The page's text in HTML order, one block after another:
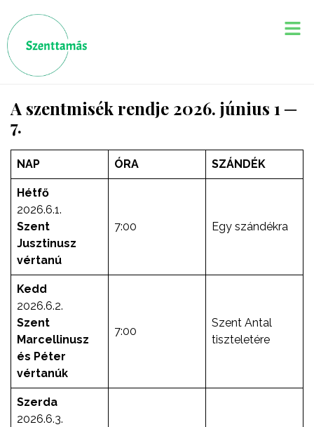
A szentmisék rendje 2026. június 1 ─
7.
NAP ÓRA SZÁNDÉK
Hétfő
2026.6.1.
Szent
Jusztinusz
vértanú
7:00 Egy szándékra
Kedd
2026.6.2.
Szent
Marcellinusz
és Péter
vértanúk
7:00
Szent Antal
tiszteletére
Szerda
2026.6.3.